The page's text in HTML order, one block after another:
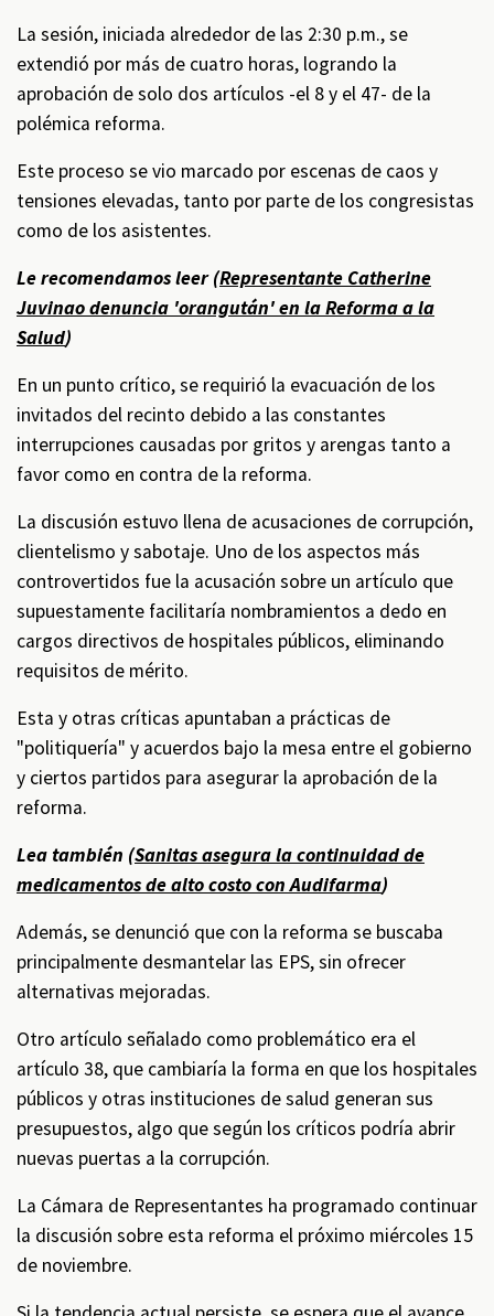
La sesión, iniciada alrededor de las 2:30 p.m., se
extendió por más de cuatro horas, logrando la
aprobación de solo dos artículos -el 8 y el 47- de la
polémica reforma.
Este proceso se vio marcado por escenas de caos y
tensiones elevadas, tanto por parte de los congresistas
como de los asistentes.
Le recomendamos leer (Representante Catherine
Juvinao denuncia 'orangután' en la Reforma a la
Salud)
En un punto crítico, se requirió la evacuación de los
invitados del recinto debido a las constantes
interrupciones causadas por gritos y arengas tanto a
favor como en contra de la reforma.
La discusión estuvo llena de acusaciones de corrupción,
clientelismo y sabotaje. Uno de los aspectos más
controvertidos fue la acusación sobre un artículo que
supuestamente facilitaría nombramientos a dedo en
cargos directivos de hospitales públicos, eliminando
requisitos de mérito.
Esta y otras críticas apuntaban a prácticas de
"politiquería" y acuerdos bajo la mesa entre el gobierno
y ciertos partidos para asegurar la aprobación de la
reforma.
Lea también (Sanitas asegura la continuidad de
medicamentos de alto costo con Audifarma)
Además, se denunció que con la reforma se buscaba
principalmente desmantelar las EPS, sin ofrecer
alternativas mejoradas.
Otro artículo señalado como problemático era el
artículo 38, que cambiaría la forma en que los hospitales
públicos y otras instituciones de salud generan sus
presupuestos, algo que según los críticos podría abrir
nuevas puertas a la corrupción.
La Cámara de Representantes ha programado continuar
la discusión sobre esta reforma el próximo miércoles 15
de noviembre.